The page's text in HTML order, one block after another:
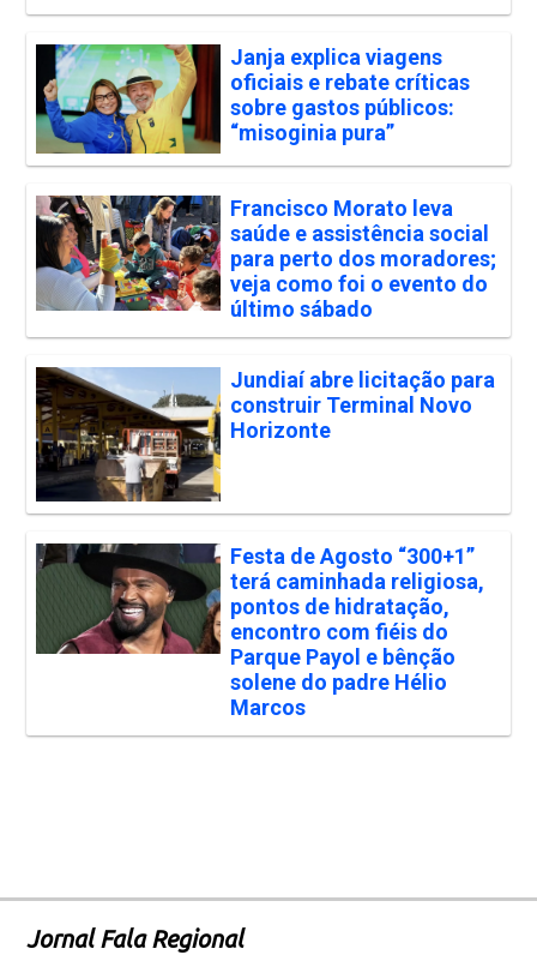
Janja explica viagens
oficiais e rebate críticas
sobre gastos públicos:
“misoginia pura”
Francisco Morato leva
saúde e assistência social
para perto dos moradores;
veja como foi o evento do
último sábado
Jundiaí abre licitação para
construir Terminal Novo
Horizonte
Festa de Agosto “300+1”
terá caminhada religiosa,
pontos de hidratação,
encontro com fiéis do
Parque Payol e bênção
solene do padre Hélio
Marcos
Jornal Fala Regional